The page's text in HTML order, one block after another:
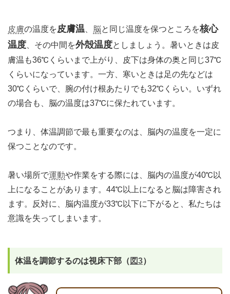
皮膚の温度を皮膚温 脳と同じ温度を保つところを核心
温度 、その中間を外殻温度としましょう。暑いときは皮
膚温も36℃くらいまで上がり、皮下は身体の奥と同じ37℃
くらいになっています。一方、寒いときは足の先などは
30℃くらいで、腕の付け根あたりでも32℃くらい。いずれ
の場合も、脳の温度は37℃に保たれています。
つまり、体温調節で最も重要なのは、脳内の温度を一定に
保つことなのです。
暑い場所で運動や作業をする際には、脳内の温度が40℃以
上になることがあります。44℃以上になると脳は障害され
ます。反対に、脳内温度が33℃以下に下がると、私たちは
意識を失ってしまいます。
体温を調節するのは視床下部（ 図3）